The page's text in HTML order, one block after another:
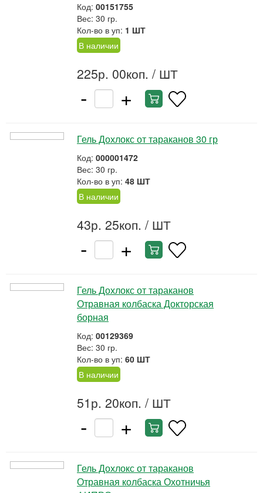
Код: 00151755
Вес: 30 гр.
Кол-во в уп: 1 ШТ
В наличии
225р. 00коп. / ШТ
- +
Гель Дохлокс от тараканов 30 гр
Код: 000001472
Вес: 30 гр.
Кол-во в уп: 48 ШТ
В наличии
43р. 25коп. / ШТ
- +
Гель Дохлокс от тараканов
Отравная колбаска Докторская
борная
Код: 00129369
Вес: 30 гр.
Кол-во в уп: 60 ШТ
В наличии
51р. 20коп. / ШТ
- +
Гель Дохлокс от тараканов
Отравная колбаска Охотничья